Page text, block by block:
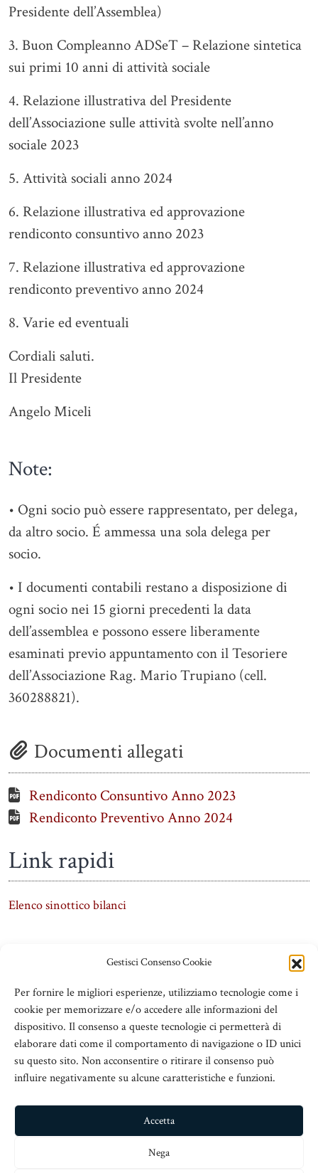
Gestisci Consenso Cookie
Per fornire le migliori esperienze, utilizziamo tecnologie come i
cookie per memorizzare e/o accedere alle informazioni del
dispositivo. Il consenso a queste tecnologie ci permetterà di
elaborare dati come il comportamento di navigazione o ID unici
su questo sito. Non acconsentire o ritirare il consenso può
influire negativamente su alcune caratteristiche e funzioni.
Accetta
Nega
Presidente dell’Assemblea)
3. Buon Compleanno ADSeT – Relazione sintetica
sui primi 10 anni di attività sociale
4. Relazione illustrativa del Presidente
dell’Associazione sulle attività svolte nell’anno
sociale 2023
5. Attività sociali anno 2024
6. Relazione illustrativa ed approvazione
rendiconto consuntivo anno 2023
7. Relazione illustrativa ed approvazione
rendiconto preventivo anno 2024
8. Varie ed eventuali
Cordiali saluti.
Il Presidente
Angelo Miceli
Note:
• Ogni socio può essere rappresentato, per delega,
da altro socio. É ammessa una sola delega per
socio.
• I documenti contabili restano a disposizione di
ogni socio nei 15 giorni precedenti la data
dell’assemblea e possono essere liberamente
esaminati previo appuntamento con il Tesoriere
dell’Associazione Rag. Mario Trupiano (cell.
360288821).
Documenti allegati
Rendiconto Consuntivo Anno 2023
Rendiconto Preventivo Anno 2024
Link rapidi
Elenco sinottico bilanci
ADSeT
© 2016 Associazione Dirigenti Scolastici e Territorio
V.le San Martino Is. 89, c/o Chiesa San Nicolò all’Arcivescovado,
98123 Messina